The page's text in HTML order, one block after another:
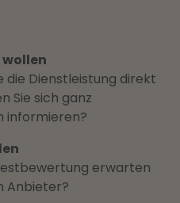
wollen
die Dienstleistung direkt
Sie sich ganz
informieren?
erwarten
Anbieter?